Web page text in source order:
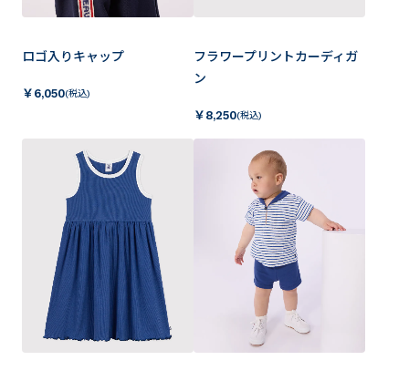
ロゴ入りキャップ
￥ 6,050(税込)
フラワープリントカーディガ
ン
￥ 8,250(税込)